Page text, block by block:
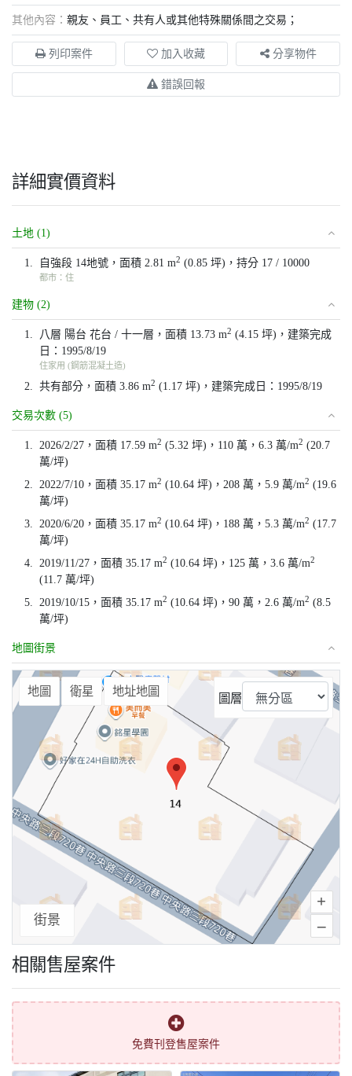
其他內容： 親友、員工、共有人或其他特殊關係間之交易；
列印案件 加入收藏 分享物件
錯誤回報
詳細實價資料
土地 (1)
1. 自強段 14地號，面積 2.81 m2 (0.85 坪)，持分 17 / 10000
都市：住
建物 (2)
1. 八層 陽台 花台 / 十一層，面積 13.73 m2 (4.15 坪)，建築完成
日：1995/8/19
住家用 (鋼筋混凝土造)
2. 共有部分，面積 3.86 m2 (1.17 坪)，建築完成日：1995/8/19
交易次數 (5)
1. 2026/2/27，面積 17.59 m2 (5.32 坪)，110 萬，6.3 萬/m2 (20.7
萬/坪)
2.
2022/7/10，面積 35.17 m2 (10.64 坪)，208 萬，5.9 萬/m2 (19.6
萬/坪)
3.
2020/6/20，面積 35.17 m2 (10.64 坪)，188 萬，5.3 萬/m2 (17.7
萬/坪)
4.
2019/11/27，面積 35.17 m2 (10.64 坪)，125 萬，3.6 萬/m2
(11.7 萬/坪)
5.
2019/10/15，面積 35.17 m2 (10.64 坪)，90 萬，2.6 萬/m2 (8.5
萬/坪)
地圖街景
+
–
⤢
地圖 衛星 地址地圖
圖層
街景
相關售屋案件
免費刊登售屋案件